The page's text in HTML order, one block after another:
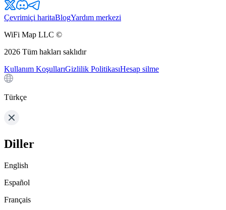
Çevrimiçi haritaBlogYardım merkezi
WiFi Map LLC ©
2026 Tüm hakları saklıdır
Kullanım KoşullarıGizlilik PolitikasıHesap silme
Türkçe
Diller
English
Español
Français